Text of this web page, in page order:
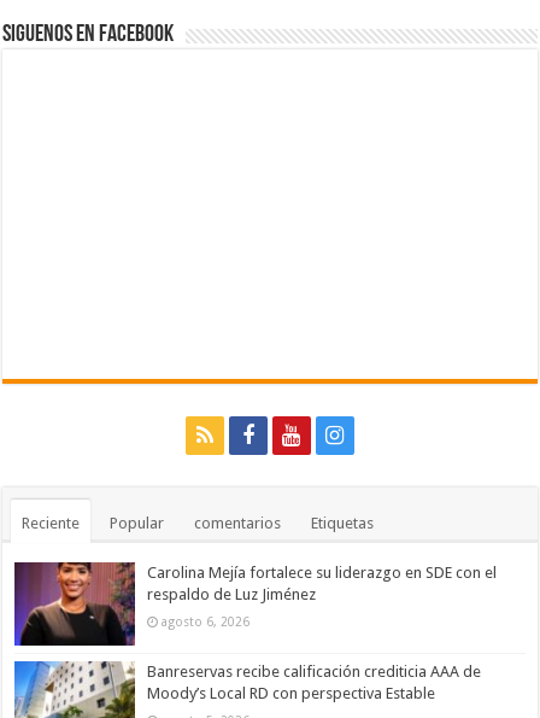
Siguenos en Facebook
Reciente Popular comentarios Etiquetas
Carolina Mejía fortalece su liderazgo en SDE con el
respaldo de Luz Jiménez
agosto 6, 2026
Banreservas recibe calificación crediticia AAA de
Moody’s Local RD con perspectiva Estable